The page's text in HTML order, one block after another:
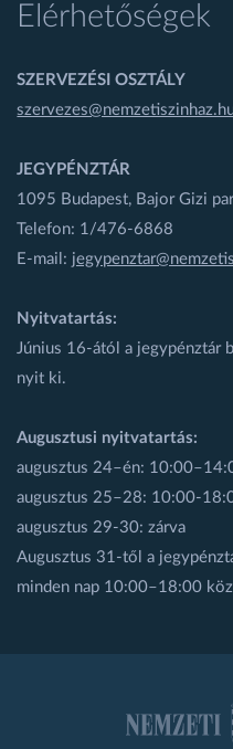
Elérhetőségek
SZERVEZÉSI OSZTÁLY
JEGYPÉNZTÁR
1095 Budapest, Bajor Gizi
Telefon: 1/476-6868
E-mail:
Nyitvatartás:
Június 16-ától a jegypénztár
nyit ki.
Augusztusi nyitvatartás:
augusztus 24–én:
augusztus 25–28: 10:00-
augusztus 29-30: zárva
Augusztus 31-től a
minden nap 10:00–18:00